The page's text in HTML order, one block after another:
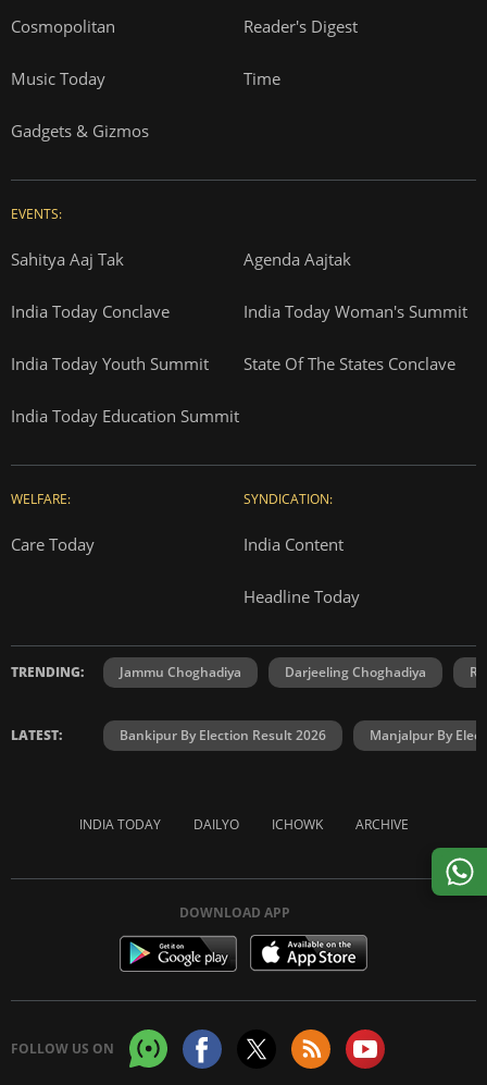
Cosmopolitan Reader's Digest
Music Today Time
Gadgets & Gizmos
EVENTS:
Sahitya Aaj Tak Agenda Aajtak
India Today Conclave India Today Woman's Summit
India Today Youth Summit State Of The States Conclave
India Today Education Summit
WELFARE:
Care Today
SYNDICATION:
India Content
Headline Today
TRENDING: Jammu Choghadiya Darjeeling Choghadiya
LATEST: Bankipur By Election Result 2026 Manjalpur By
INDIA TODAY DAILYO ICHOWK ARCHIVE
DOWNLOAD APP
FOLLOW US ON